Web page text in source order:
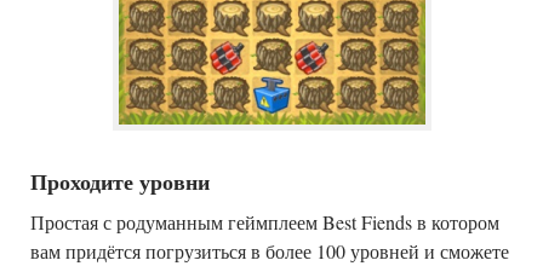
Проходите уровни
Простая с родуманным геймплеем Best Fiends в котором
вам придётся погрузиться в более 100 уровней и сможете